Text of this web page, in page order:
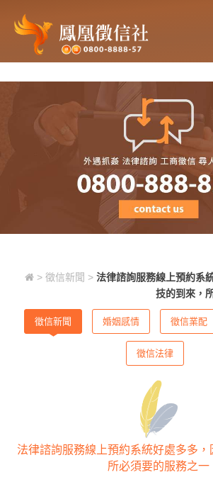
多，因應科技的到來，
務之一
> 徵信新聞 > 法律諮詢服務線上預約系
技的到來，
徵信新聞 婚姻感情 徵信業配
徵信法律
法律諮詢服務線上預約系統好處多多，
所必須要的服務之一